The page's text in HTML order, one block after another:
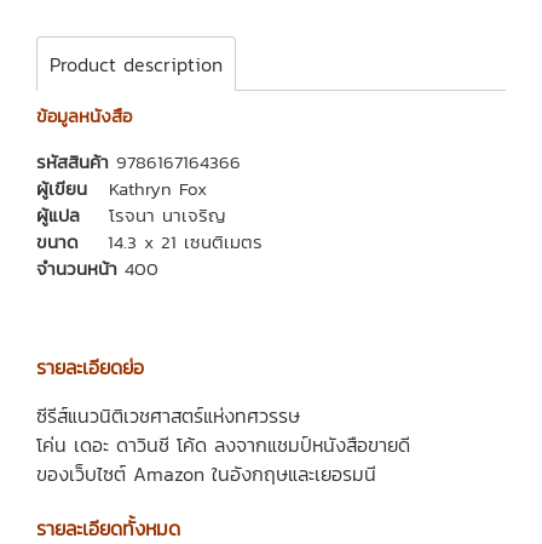
Product description
ข้อมูลหนังสือ
รหัสสินค้า 9786167164366
ผู้เขียน
Kathryn Fox
ผู้แปล โรจนา นาเจริญ
ขนาด 14.3 x 21 เซนติเมตร
จำนวนหน้า 400
รายละเอียดย่อ
ซีรีส์แนวนิติเวชศาสตร์แห่งทศวรรษ
โค่น เดอะ ดาวินชี โค้ด ลงจากแชมป์หนังสือขายดี
ของเว็บไซต์ Amazon ในอังกฤษและเยอรมนี
รายละเอียดทั้งหมด